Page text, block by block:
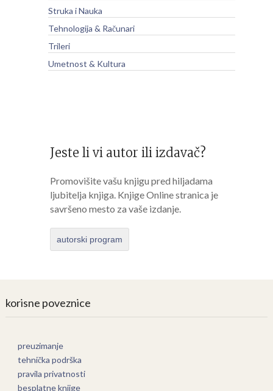
Struka i Nauka
Tehnologija & Računari
Trileri
Umetnost & Kultura
Jeste li vi autor ili izdavač?
Promovišite vašu knjigu pred hiljadama
ljubitelja knjiga. Knjige Online stranica je
savršeno mesto za vaše izdanje.
autorski program
korisne poveznice
preuzimanje
tehnička podrška
pravila privatnosti
besplatne knjige